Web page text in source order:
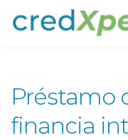
Préstamo
financia